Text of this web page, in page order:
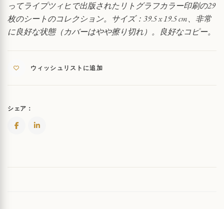
の
調
シ
QUANTITY
ってライプツィヒで出版されたリトグラフカラー印刷の29
枚のシートのコレクション。サイズ：39.5 x 19.5 cm、非常
に良好な状態（カバーはやや擦り切れ）。良好なコピー。
ウィッシュリストに追加
シェア：